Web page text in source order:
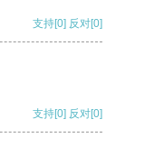
支持[0] 反对[0]
支持[0] 反对[0]